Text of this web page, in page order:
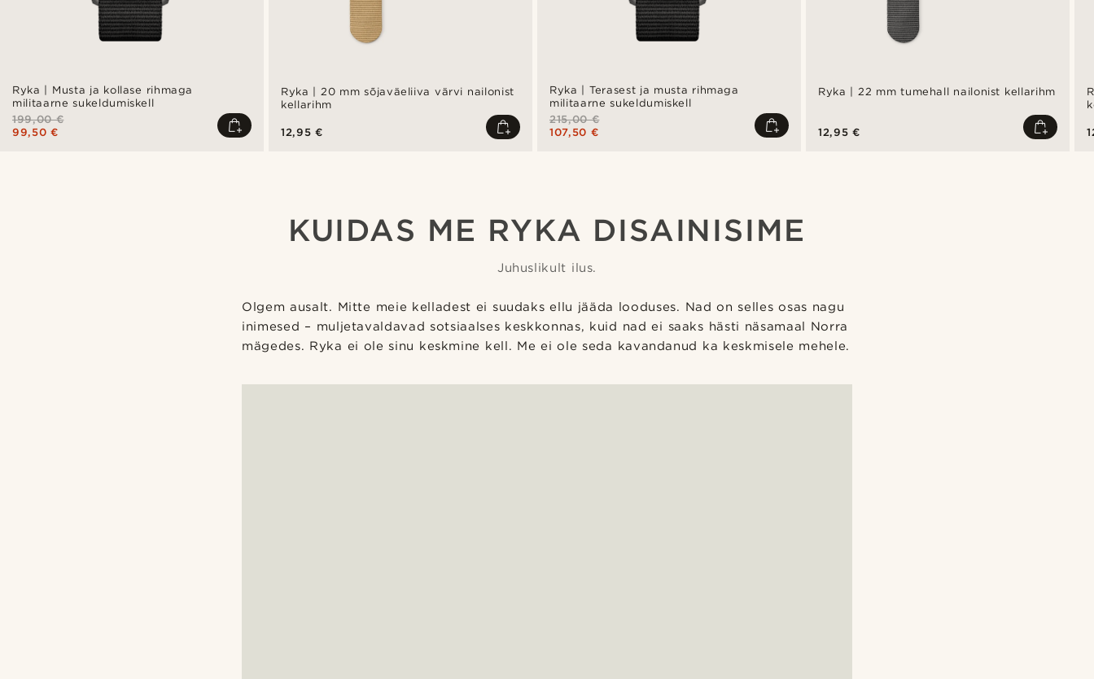
Ryka | Musta ja kollase rihmaga
militaarne sukeldumiskell
199,00 €
99,50 €
Ryka | 20 mm sõjaväeliiva värvi nailonist
kellarihm
12,95 €
Ryka | Terasest ja musta rihmaga
militaarne sukeldumiskell
215,00 €
107,50 €
Ryka | 22 mm tumehall nailonist kellarihm
12,95 €
KUIDAS ME RYKA DISAINISIME
Juhuslikult ilus.
Olgem ausalt. Mitte meie kelladest ei suudaks ellu jääda looduses. Nad on selles osas nagu
inimesed – muljetavaldavad sotsiaalses keskkonnas, kuid nad ei saaks hästi näsamaal Norra
mägedes. Ryka ei ole sinu keskmine kell. Me ei ole seda kavandanud ka keskmisele mehele.